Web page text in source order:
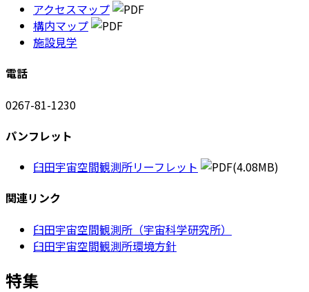
アクセスマップ
構内マップ
施設見学
電話
0267-81-1230
パンフレット
臼田宇宙空間観測所リーフレット
(4.08MB)
関連リンク
臼田宇宙空間観測所（宇宙科学研究所）
臼田宇宙空間観測所環境方針
特集